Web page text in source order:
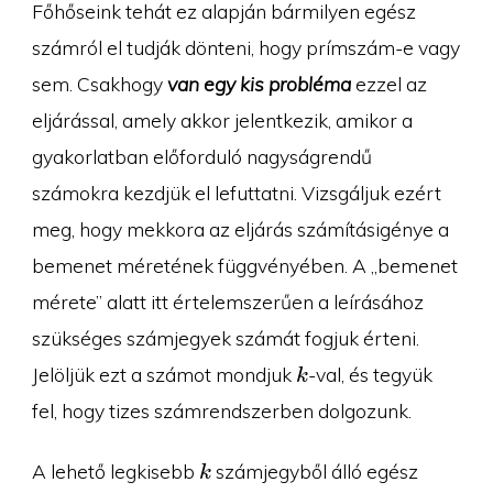
Főhőseink tehát ez alapján bármilyen egész
számról el tudják dönteni, hogy prímszám-e vagy
sem. Csakhogyvan egy kis problémaezzel az
eljárással, amely akkor jelentkezik, amikor a
gyakorlatban előforduló nagyságrendű
számokra kezdjük el lefuttatni. Vizsgáljuk ezért
meg, hogy mekkora az eljárás számításigénye a
bemenet méretének függvényében. A „bemenet
mérete” alatt itt értelemszerűen a leírásához
szükséges számjegyek számát fogjuk érteni.
Jelöljük ezt a számot mondjuk k
k-val, és tegyük
fel, hogy tizes számrendszerben dolgozunk.
A lehető legkisebb k
k számjegyből álló egész